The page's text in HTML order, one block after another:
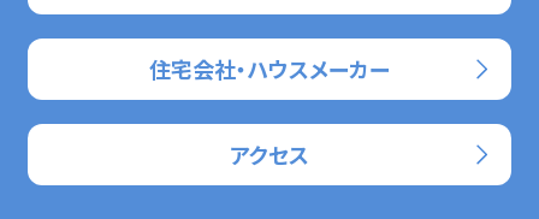
住宅会社・ハウスメーカー
アクセス